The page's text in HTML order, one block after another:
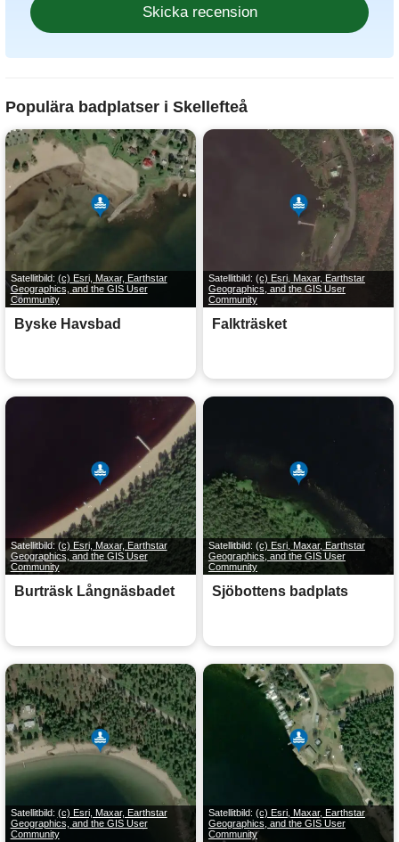
Populära badplatser i Skellefteå
Satellitbild: (c) Esri, Maxar, Earthstar
Geographics, and the GIS User
Community
Byske Havsbad
Satellitbild: (c) Esri, Maxar, Earthstar
Geographics, and the GIS User
Community
Falkträsket
Satellitbild:(c) Esri, Maxar, Earthstar
Geographics, and the GIS User
Community
Burträsk Långnäsbadet
Satellitbild: (c) Esri, Maxar, Earthstar
Geographics, and the GIS User
Community
Sjöbottens badplats
Satellitbild: (c) Esri, Maxar, Earthstar
Geographics, and the GIS User
Community
Satellitbild: (c) Esri, Maxar, Earthstar
Geographics, and the GIS User
Community